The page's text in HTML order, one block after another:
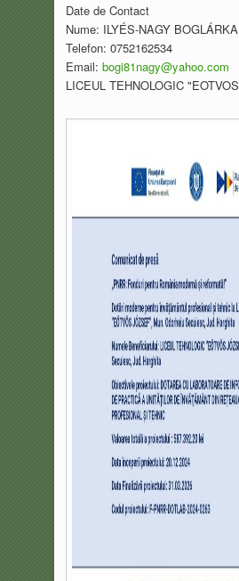
Date de Contact
Nume: ILYÉS-NAGY BOGLÁRKA
Telefon: 0752162534
Email: bogi81nagy@yahoo.com
LICEUL TEHNOLOGIC "EOTVOS